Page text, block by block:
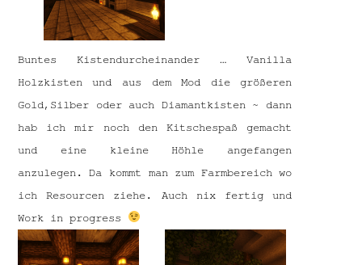
Buntes Kistendurcheinander … Vanilla
Holzkisten und aus dem Mod die größeren
Gold,Silber oder auch Diamantkisten ~ dann
hab ich mir noch den Kitschespaß gemacht
und eine kleine Höhle angefangen
anzulegen. Da kommt man zum Farmbereich wo
ich Resourcen ziehe. Auch nix fertig und
Work in progress